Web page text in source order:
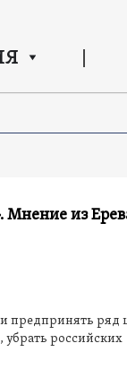
Мнение из
предпринять ряд
убрать российских